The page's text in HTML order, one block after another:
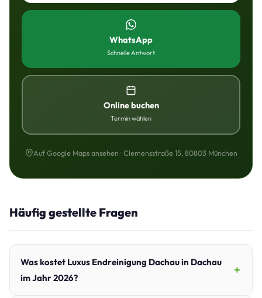
WhatsApp
Schnelle Antwort
Online buchen
Termin wählen
Auf Google Maps ansehen · Clemensstraße 15, 80803 München
Häufig gestellte Fragen
Was kostet Luxus Endreinigung Dachau in Dachau
im Jahr 2026?